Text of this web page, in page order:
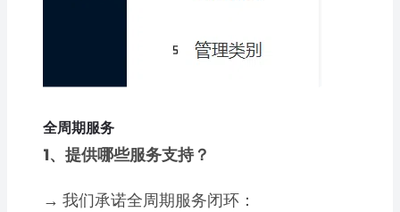
全周期服务
1、提供哪些服务支持？
→我们承诺全周期服务闭环：